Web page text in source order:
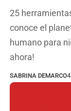
25
conoce el
humano para
ahora!
SABRINA DEMARCO